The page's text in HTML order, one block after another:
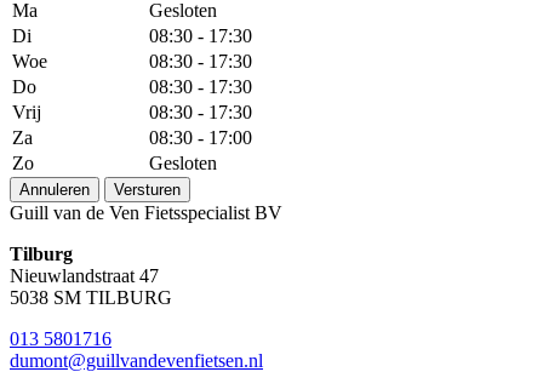
Ma
Gesloten
Di
08:30 - 17:30
Woe
08:30 - 17:30
Do
08:30 - 17:30
Vrij
08:30 - 17:30
Za
08:30 - 17:00
Zo
Gesloten
Annuleren Versturen
Guill van de Ven Fietsspecialist BV
Tilburg
Nieuwlandstraat 47
5038 SM TILBURG
013 5801716
dumont@guillvandevenfietsen.nl